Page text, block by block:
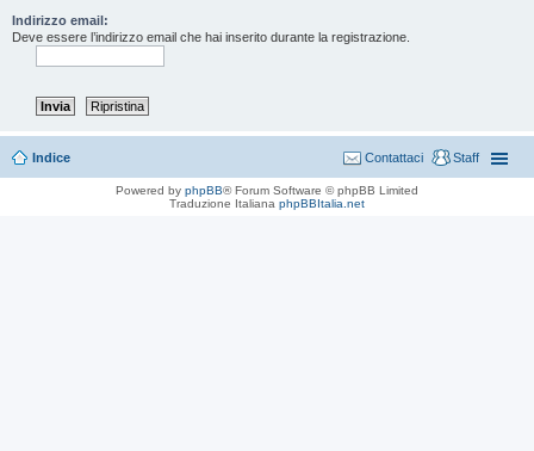
Indirizzo email:
Deve essere l’indirizzo email che hai inserito durante la registrazione.
Indice Staff
Contattaci
Powered by phpBB® Forum Software © phpBB Limited
Traduzione Italiana phpBBItalia.net